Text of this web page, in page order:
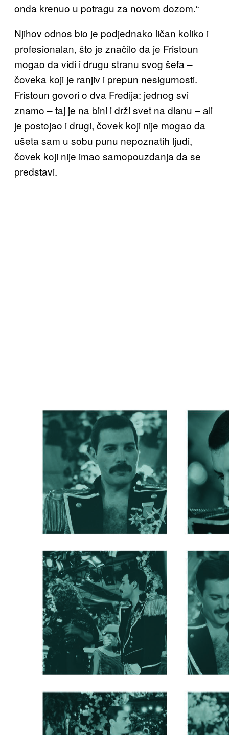
onda krenuo u potragu za novom dozom.“
Njihov odnos bio je podjednako ličan koliko i
profesionalan, što je značilo da je Fristoun
mogao da vidi i drugu stranu svog šefa –
čoveka koji je ranjiv i prepun nesigurnosti.
Fristoun govori o dva Fredija: jednog svi
znamo – taj je na bini i drži svet na dlanu – ali
je postojao i drugi, čovek koji nije mogao da
ušeta sam u sobu punu nepoznatih ljudi,
čovek koji nije imao samopouzdanja da se
predstavi.